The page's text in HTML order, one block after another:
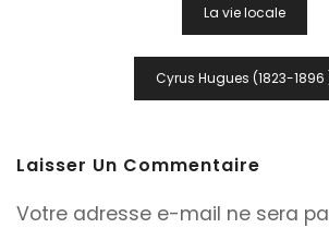
La vie locale
Cyrus Hugues (1823-1896
Laisser Un Commentaire
Votre adresse e-mail ne sera